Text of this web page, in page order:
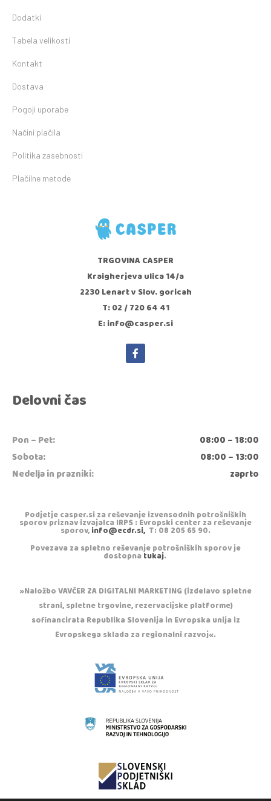
Dodatki
Tabela velikosti
Kontakt
Dostava
Pogoji uporabe
Načini plačila
Politika zasebnosti
Plačilne metode
TRGOVINA CASPER
Kraigherjeva ulica 14/a
2230 Lenart v Slov. goricah
T: 02 / 720 64 41
E: info@casper.si
Delovni čas
Pon – Pet:
08:00 – 18:00
Sobota:
08:00 – 13:00
Nedelja in prazniki:
zaprto
Podjetje casper.si za reševanje izvensodnih potrošniških
sporov priznav izvajalca IRPS : Evropski center za reševanje
sporov,info@ecdr.si, T: 08 205 65 90.
Povezava za spletno reševanje potrošniških sporov je
dostopnatukaj.
»Naložbo VAVČER ZA DIGITALNI MARKETING (izdelavo spletne
strani, spletne trgovine, rezervacijske platforme)
sofinancirata Republika Slovenija in Evropska unija iz
Evropskega sklada za regionalni razvoj«.